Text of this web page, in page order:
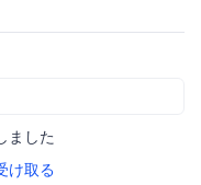
ました
け取る